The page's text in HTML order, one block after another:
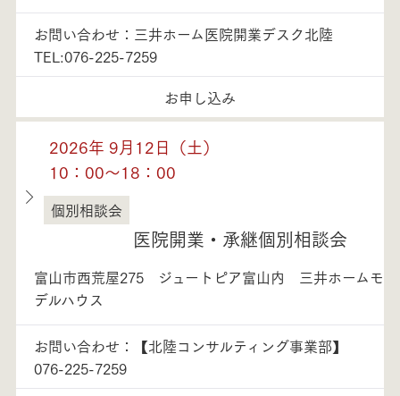
お問い合わせ：三井ホーム医院開業デスク北陸
TEL:076-225-7259
お申し込み
2026年 9月12日（土）
10：00～18：00
富山県
個別相談会
医院開業・承継個別相談会
富山市西荒屋275 ジュートピア富山内 三井ホームモ
デルハウス
お問い合わせ：【北陸コンサルティング事業部】
076-225-7259